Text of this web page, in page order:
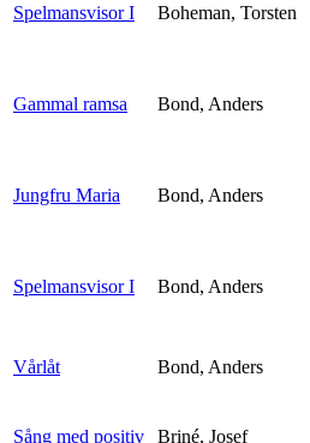
Spelmansvisor I Boheman, Torsten
Gammal ramsa Bond, Anders
Jungfru Maria Bond, Anders
Spelmansvisor I Bond, Anders
Vårlåt Bond, Anders
Sång med positiv Briné, Josef